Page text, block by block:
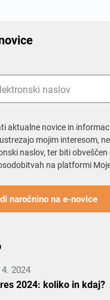
aktualne novice in
mojim interesom,
naslov, ter biti obveščen
na platformi
naročnino na e-novice
2024
2024: koliko in kdaj?